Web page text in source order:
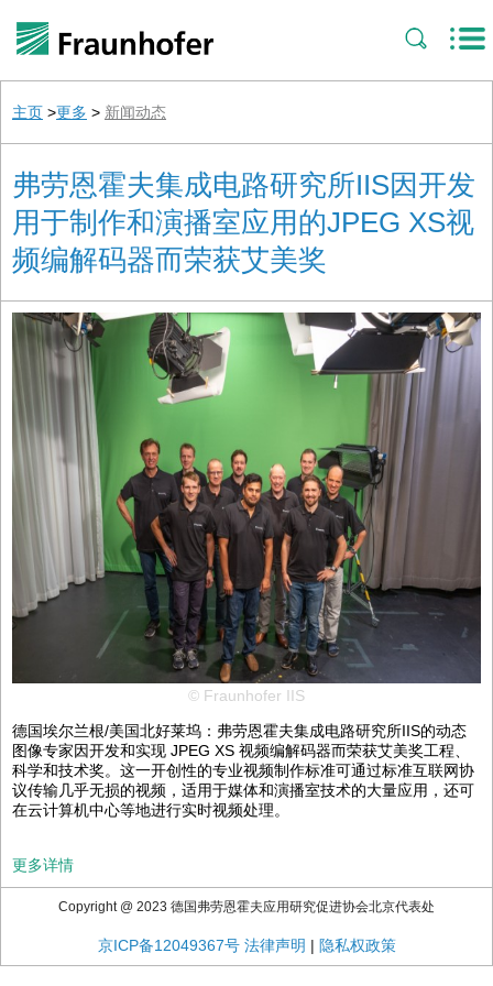
主页 >更多 > 新闻动态
弗劳恩霍夫集成电路研究所IIS因开发
用于制作和演播室应用的JPEG XS视
频编解码器而荣获艾美奖
© Fraunhofer IIS
德国埃尔兰根/美国北好莱坞：弗劳恩霍夫集成电路研究所IIS的动态
图像专家因开发和实现 JPEG XS 视频编解码器而荣获艾美奖工程、
科学和技术奖。这一开创性的专业视频制作标准可通过标准互联网协
议传输几乎无损的视频，适用于媒体和演播室技术的大量应用，还可
在云计算机中心等地进行实时视频处理。
更多详情
Copyright @ 2023 德国弗劳恩霍夫应用研究促进协会北京代表处
京ICP备12049367号 法律声明 | 隐私权政策